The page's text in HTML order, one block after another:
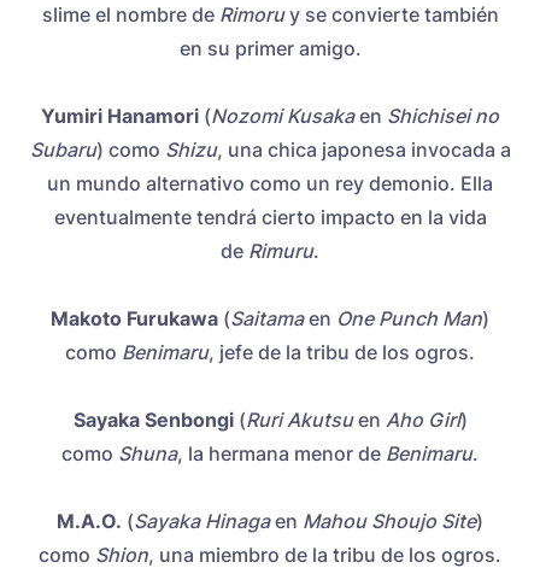
slime el nombre de Rimoruy se convierte también
en su primer amigo.
Yumiri Hanamori (Nozomi Kusakaen Shichisei no
Subaru) como Shizu, una chica japonesa invocada a
un mundo alternativo como un rey demonio. Ella
eventualmente tendrá cierto impacto en la vida
de Rimuru.
Makoto Furukawa (Saitamaen One Punch Man)
como Benimaru, jefe de la tribu de los ogros.
Sayaka Senbongi (Ruri Akutsuen Aho Girl)
como Shuna, la hermana menor de Benimaru.
M.A.O. (Sayaka Hinagaen Mahou Shoujo Site)
como Shion, una miembro de la tribu de los ogros.